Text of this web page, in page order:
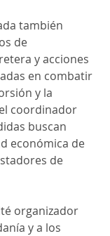
también
de
y acciones
en combatir
y la
coordinador
buscan
económica de
de
organizador
y a los